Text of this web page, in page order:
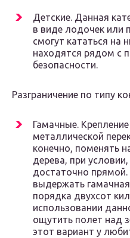
Детские. Данная
в виде лодочек или
смогут кататься на
находятся рядом с
безопасности.
Разграничение по типу
Гамачные.
металлической
конечно, поменять
дерева, при
достаточно прямой.
выдержать
порядка двухсот
использовании
ощутить полет над
этот вариант у